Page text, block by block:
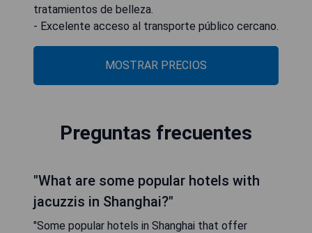
tratamientos de belleza.
- Excelente acceso al transporte público cercano.
MOSTRAR PRECIOS
Preguntas frecuentes
"What are some popular hotels with
jacuzzis in Shanghai?"
"Some popular hotels in Shanghai that offer